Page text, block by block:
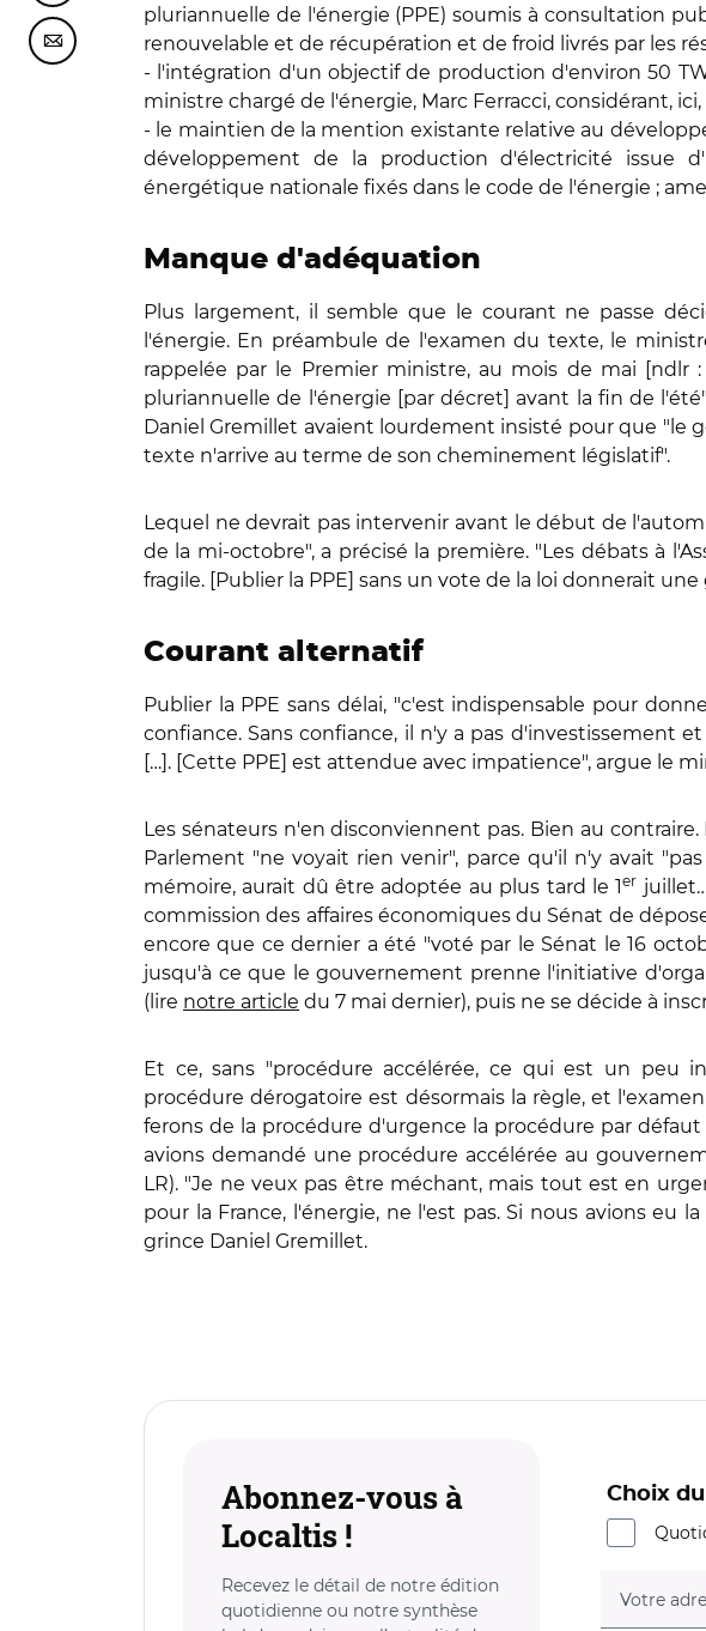
Partager cette page sur Courriel
pluriannuelle de l'énergie (PPE) soumis à consultation
renouvelable et de récupération et de froid livrés par les
- l'intégration d'un objectif de production d'environ 50
ministre chargé de l'énergie, Marc Ferracci, considérant,
- le maintien de la mention existante relative au
développement de la production d'électricité issue
énergétique nationale fixés dans le code de l'énergie ;
Manque d'adéquation
Plus largement, il semble que le courant ne passe
l'énergie. En préambule de l'examen du texte, le
rappelée par le Premier ministre, au mois de mai [ndlr
pluriannuelle de l'énergie [par décret] avant la fin de
Daniel Gremillet avaient lourdement insisté pour que "le
texte n'arrive au terme de son cheminement législatif".
Lequel ne devrait pas intervenir avant le début de
de la mi-octobre", a précisé la première. "Les débats à
fragile. [Publier la PPE] sans un vote de la loi donnerait
Courant alternatif
Publier la PPE sans délai, "c'est indispensable pour
confiance. Sans confiance, il n'y a pas d'investissement
[…]. [Cette PPE] est attendue avec impatience", argue le
Les sénateurs n'en disconviennent pas. Bien au
Parlement "ne voyait rien venir", parce qu'il n'y avait
mémoire, aurait dû être adoptée au plus tard le 1er
commission des affaires économiques du Sénat de
encore que ce dernier a été "voté par le Sénat le 16
jusqu'à ce que le gouvernement prenne l'initiative
(lire notre article du 7 mai dernier), puis ne se décide à
Et ce, sans "procédure accélérée, ce qui est un peu
procédure dérogatoire est désormais la règle, et
ferons de la procédure d'urgence la procédure par
avions demandé une procédure accélérée au
LR). "Je ne veux pas être méchant, mais tout est en
pour la France, l'énergie, ne l'est pas. Si nous avions eu
grince Daniel Gremillet.
Abonnez-vous à
Localtis !
Recevez le détail de notre édition
quotidienne ou notre synthèse
Choix
Votre